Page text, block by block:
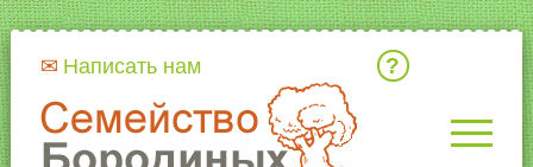
Написать нам